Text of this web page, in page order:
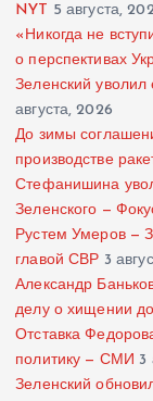
NYT 5 августа,
«Никогда не
о перспективах
Зеленский уволил
августа, 2026
До зимы
производстве
Стефанишина
Зеленского —
Рустем Умеров —
главой СВР 3
Александр
делу о хищении
Отставка
политику — СМИ 3
Зеленский